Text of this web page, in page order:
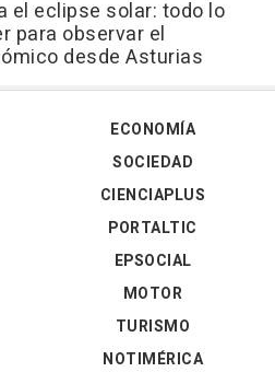
el eclipse solar: todo lo
para observar el
desde Asturias
ECONOMÍA
SOCIEDAD
CIENCIAPLUS
PORTALTIC
EPSOCIAL
MOTOR
TURISMO
NOTIMÉRICA